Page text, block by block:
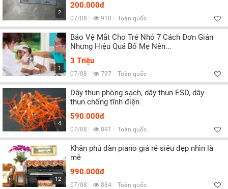
2
200.000đ
07/08 910 Toàn quốc
1
Bảo Vệ Mắt Cho Trẻ Nhỏ 7 Cách Đơn Giản
Nhưng Hiệu Quả Bố Mẹ Nên...
3 Triệu
07/08 797 Toàn quốc
4
Dây thun phòng sạch, dây thun ESD, dây
thun chống tĩnh điện
590.000đ
07/08 891 Toàn quốc
12
Khăn phủ đàn piano giá rẻ siêu đẹp nhìn là
mê
990.000đ
07/08 884 Toàn quốc